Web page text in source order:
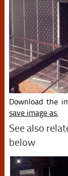
Download the
save image as.
See also
below